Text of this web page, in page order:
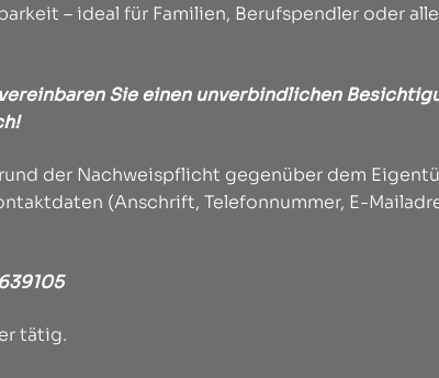
– ideal für Familien, Berufspendler oder
Sie einen unverbindlichen
der Nachweispflicht gegenüber dem
(Anschrift, Telefonnummer, E-
tätig.